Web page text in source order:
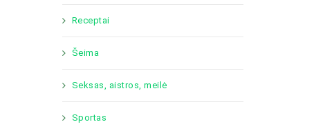
Receptai
Šeima
Seksas, aistros, meilė
Sportas